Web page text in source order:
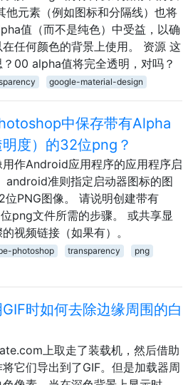
他元素（例如图标和分隔线）也将
值（而不是纯色）中受益，以确
任何颜色的背景上使用。 资源 这
00 alpha值将完全透明，对吗？
google-material-design
中保存带有Alpha
度）的32位png？
作Android应用程序的应用程序启
android准则指定启动器图标的图
位PNG图像。 请说明创建带有
png文件所需的步骤。 或共享显
视频链接（如果有）。
photoshop transparency
png
时如何去除边缘周围的白
上取走了装载机，然后借助
它们导出到了GIF。但是加载器周